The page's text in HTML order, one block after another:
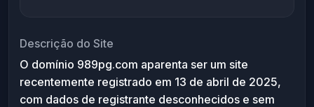
Descrição do Site
O domínio 989pg.com aparenta ser um site
recentemente registrado em 13 de abril de 2025,
com dados de registrante desconhecidos e sem